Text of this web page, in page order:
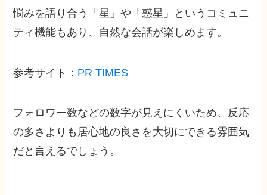
悩みを語り合う「星」や「惑星」というコミュニ
ティ機能もあり、自然な会話が楽しめます。
参考サイト： PR TIMES
フォロワー数などの数字が見えにくいため、反応
の多さよりも居心地の良さを大切にできる雰囲気
だと言えるでしょう。